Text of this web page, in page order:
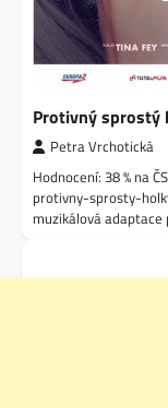
Protivný sprostý
Petra Vrchotická
Hodnocení: 38 % na
protivny-sprosty-
muzikálová